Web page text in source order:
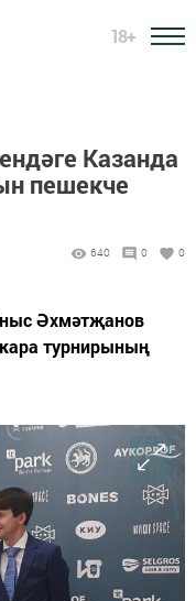
18+
Казанда
пешекче
640 0 0
Әхмәтҗанов
турнирының